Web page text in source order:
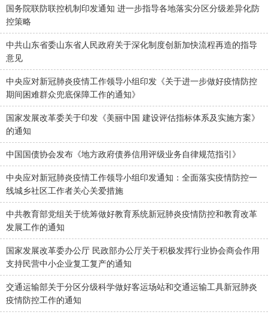
国务院联防联控机制印发通知 进一步指导各地落实分区分级差异化防
控策略
中共山东省委山东省人民政府关于深化制度创新加快流程再造的指导
意见
中央应对新冠肺炎疫情工作领导小组印发《关于进一步做好疫情防控
期间困难群众兜底保障工作的通知》
国家发展改革委关于印发《美丽中国 建设评估指标体系及实施方案》
的通知
中国国债协会发布《地方政府债券信用评级业务自律规范指引》
中央应对新冠肺炎疫情工作领导小组印发通知：全面落实疫情防控一
线城乡社区工作者关心关爱措施
中共教育部党组关于统筹做好教育系统新冠肺炎疫情防控和教育改革
发展工作的通知
国家发展改革委办公厅 民政部办公厅关于积极发挥行业协会商会作用
支持民营中小企业复工复产的通知
交通运输部关于分区分级科学做好客运场站和交通运输工具新冠肺炎
疫情防控工作的通知